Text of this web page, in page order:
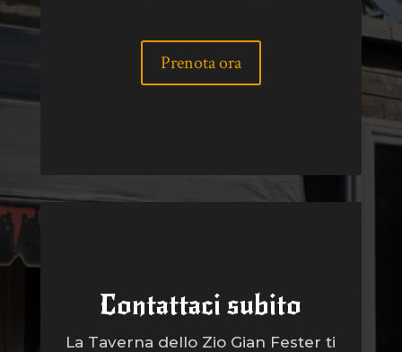
Prenota ora
Contattaci subito
La Taverna dello Zio Gian Fester ti